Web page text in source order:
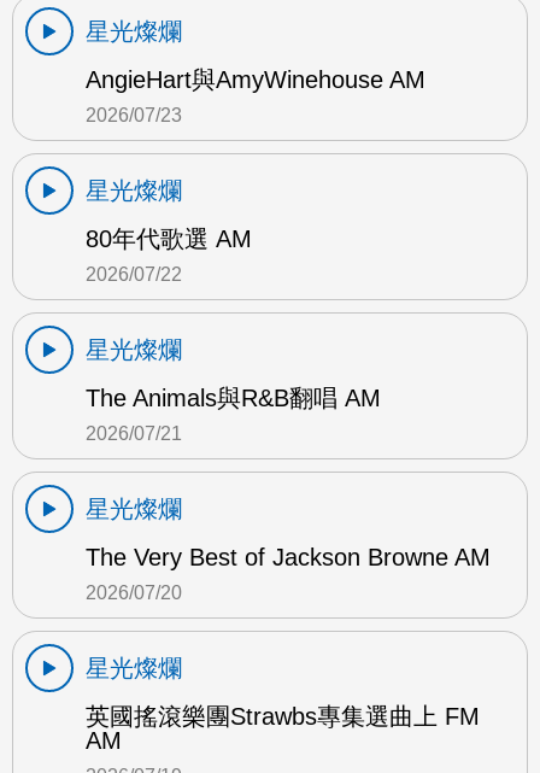
星光燦爛
AngieHart與AmyWinehouse AM
2026/07/23
星光燦爛
80年代歌選 AM
2026/07/22
星光燦爛
The Animals與R&B翻唱 AM
2026/07/21
星光燦爛
The Very Best of Jackson Browne AM
2026/07/20
星光燦爛
英國搖滾樂團Strawbs專集選曲上 FM
AM